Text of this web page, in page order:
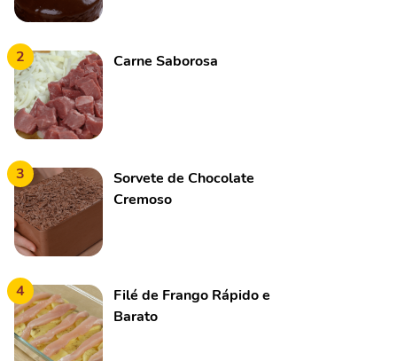
2 Carne Saborosa
3
Sorvete de Chocolate
Cremoso
4
Filé de Frango Rápido e
Barato